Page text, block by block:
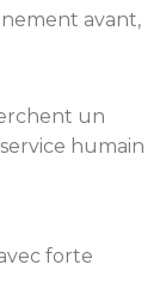
avant,
un
humain
forte